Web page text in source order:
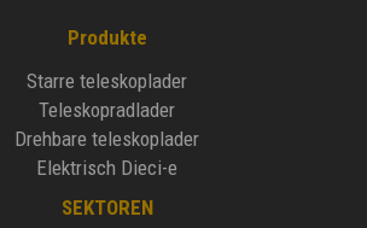
Produkte
Starre teleskoplader
Teleskopradlader
Drehbare teleskoplader
Elektrisch Dieci-e
SEKTOREN